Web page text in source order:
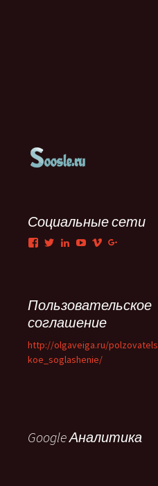
Социальные сети
Facebook
TwitterLinkedIn
YouTube
Vimeo
Пользовательское
соглашение
http://olgaveiga.ru/polzovatels
koe_soglashenie/
Google Аналитика